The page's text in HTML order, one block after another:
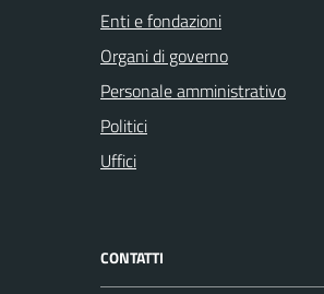
Enti e fondazioni
Organi di governo
Personale amministrativo
Politici
Uffici
CONTATTI